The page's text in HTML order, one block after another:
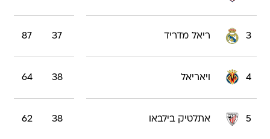
3 ריאל מדריד 37
87
4 ויאריאל 38
64
5 אתלטיק בילבאו 38
62